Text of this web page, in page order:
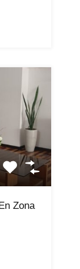
Zona